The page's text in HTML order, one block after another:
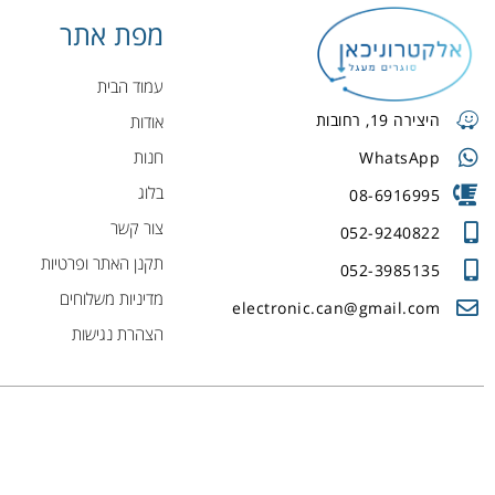
היצירה 19, רחובות
WhatsApp
08-6916995
052-9240822
052-3985135
electronic.can@gmail.com
מפת אתר
עמוד הבית
אודות
חנות
בלוג
צור קשר
תקנן האתר ופרטיות
מדיניות משלוחים
הצהרת נגישות